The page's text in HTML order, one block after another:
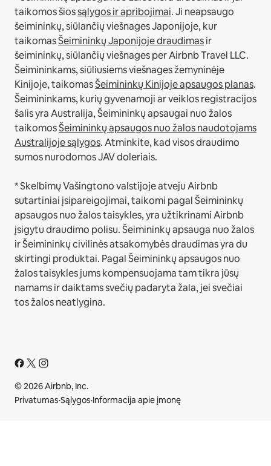
taikomos šiossąlygos ir apribojimai.Ji neapsaugo
šeimininkų, siūlančių viešnages Japonijoje, kur
taikomasŠeimininkų Japonijoje draudimasir
šeimininkų, siūlančių viešnages per Airbnb Travel LLC.
Šeimininkams, siūliusiems viešnages žemyninėje
Kinijoje, taikomasŠeimininkų Kinijoje apsaugos planas.
Šeimininkams, kurių gyvenamoji ar veiklos registracijos
šalis yra Australija, Šeimininkų apsaugai nuo žalos
taikomosŠeimininkų apsaugos nuo žalos naudotojams
Australijoje sąlygos. Atminkite, kad visos draudimo
sumos nurodomos JAV doleriais.
* Skelbimų Vašingtono valstijoje atveju Airbnb
sutartiniai įsipareigojimai, taikomi pagal Šeimininkų
apsaugos nuo žalos taisykles, yra užtikrinami Airbnb
įsigytu draudimo polisu. Šeimininkų apsauga nuo žalos
ir Šeimininkų civilinės atsakomybės draudimas yra du
skirtingi produktai. Pagal Šeimininkų apsaugos nuo
žalos taisykles jums kompensuojama tam tikra jūsų
namams ir daiktams svečių padaryta žala, jei svečiai
tos žalos neatlygina.
© 2026 Airbnb, Inc.
Privatumas·Sąlygos·Informacija apie įmonę